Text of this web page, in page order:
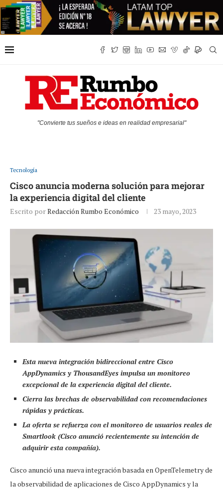
"Convierte tus sueños e ideas en realidad empresarial"
Tecnología
Cisco anuncia moderna solución para mejorar
la experiencia digital del cliente
Escrito porRedacción Rumbo Económico 23 mayo, 2023
Esta nueva integración bidireccional entre Cisco
AppDynamics y ThousandEyes impulsa un monitoreo
excepcional de la experiencia digital del cliente.
Cierra las brechas de observabilidad con recomendaciones
rápidas y prácticas.
La oferta se refuerza con el monitoreo de usuarios reales de
Smartlook (Cisco anunció recientemente su intención de
adquirir esta compañía).
Cisco anunció una nueva integración basada en OpenTelemetry de
la observabilidad de aplicaciones de Cisco AppDynamics y la